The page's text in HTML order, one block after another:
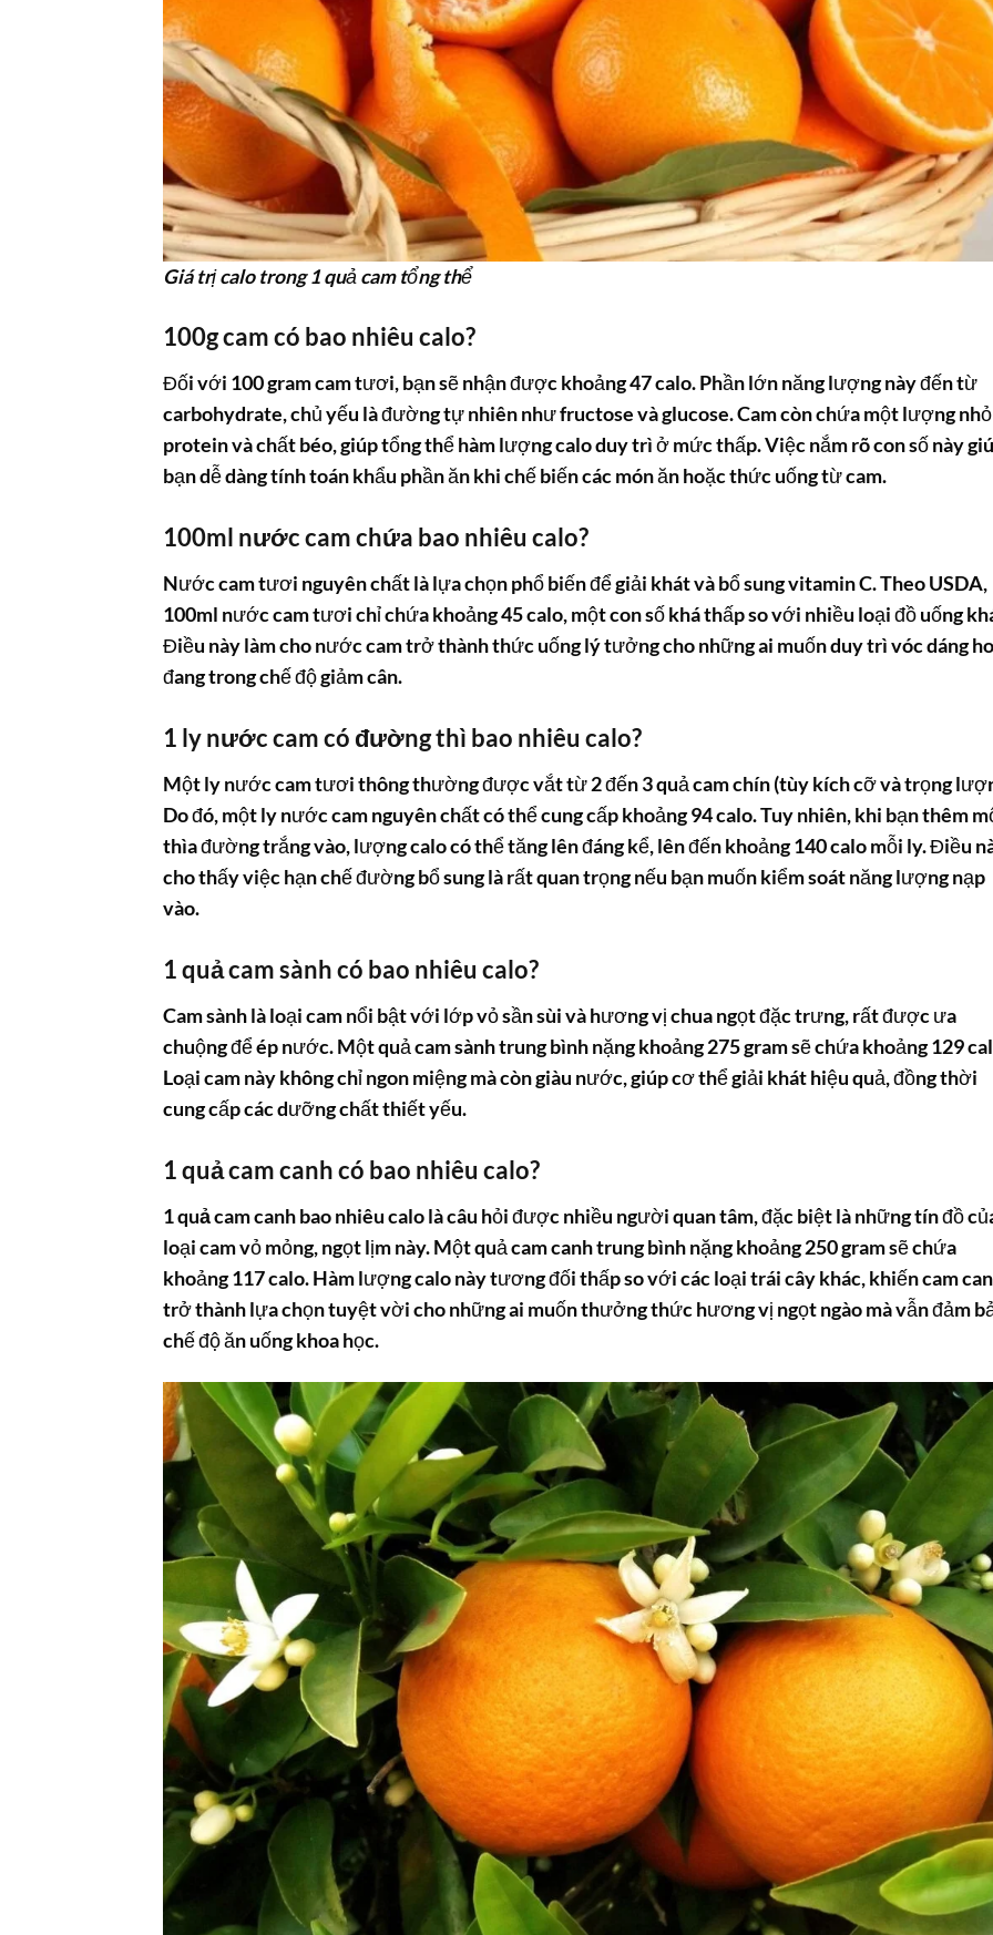
Giá trị calo trong 1 quả cam tổng thể
100g cam có bao nhiêu calo?
Đối với 100 gram cam tươi, bạn sẽ nhận được khoảng 47 calo. Phần lớn năng lượng này đến từ
carbohydrate, chủ yếu là đường tự nhiên như fructose và glucose. Cam còn chứa một lượng nhỏ
protein và chất béo, giúp tổng thể hàm lượng calo duy trì ở mức thấp. Việc nắm rõ con số này
bạn dễ dàng tính toán khẩu phần ăn khi chế biến các món ăn hoặc thức uống từ cam.
100ml nước cam chứa bao nhiêu calo?
Nước cam tươi nguyên chất là lựa chọn phổ biến để giải khát và bổ sung vitamin C. Theo USDA,
100ml nước cam tươi chỉ chứa khoảng 45 calo, một con số khá thấp so với nhiều loại đồ uống
Điều này làm cho nước cam trở thành thức uống lý tưởng cho những ai muốn duy trì vóc dáng
đang trong chế độ giảm cân.
1 ly nước cam có đường thì bao nhiêu calo?
Một ly nước cam tươi thông thường được vắt từ 2 đến 3 quả cam chín (tùy kích cỡ và trọng
Do đó, một ly nước cam nguyên chất có thể cung cấp khoảng 94 calo. Tuy nhiên, khi bạn thêm
thìa đường trắng vào, lượng calo có thể tăng lên đáng kể, lên đến khoảng 140 calo mỗi ly. Điều
cho thấy việc hạn chế đường bổ sung là rất quan trọng nếu bạn muốn kiểm soát năng lượng nạp
vào.
1 quả cam sành có bao nhiêu calo?
Cam sành là loại cam nổi bật với lớp vỏ sần sùi và hương vị chua ngọt đặc trưng, rất được ưa
chuộng để ép nước. Một quả cam sành trung bình nặng khoảng 275 gram sẽ chứa khoảng 129
Loại cam này không chỉ ngon miệng mà còn giàu nước, giúp cơ thể giải khát hiệu quả, đồng thời
cung cấp các dưỡng chất thiết yếu.
1 quả cam canh có bao nhiêu calo?
1 quả cam canh bao nhiêu calolà câu hỏi được nhiều người quan tâm, đặc biệt là những tín đồ
loại cam vỏ mỏng, ngọt lịm này. Một quả cam canh trung bình nặng khoảng 250 gram sẽ chứa
khoảng 117 calo. Hàm lượng calo này tương đối thấp so với các loại trái cây khác, khiến cam
trở thành lựa chọn tuyệt vời cho những ai muốn thưởng thức hương vị ngọt ngào mà vẫn đảm
chế độ ăn uống khoa học.